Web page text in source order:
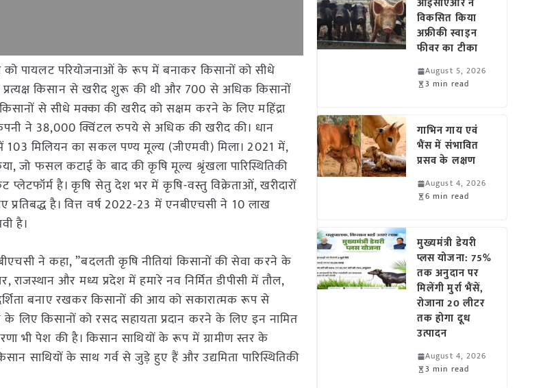
पायलट परियोजनाओं के रूप में बनाकर किसानों को सीधे
प्रत्यक्ष किसान से खरीद शुरू की थी और 700 से अधिक किसानों
से सीधे मक्का की खरीद को सक्षम करने के लिए महिंद्रा
ने 38,000 क्विंटल रुपये से अधिक की खरीद की। धान
मिलियन का सकल पण्य मूल्य (जीएमवी) मिला। 2021 में,
जो फसल कटाई के बाद की कृषि मूल्य श्रृंखला पारिस्थितिकी
प्लेटफॉर्म है। कृषि सेतु देश भर में कृषि-वस्तु विक्रेताओं, खरीदारों
है। वित्त वर्ष 2022-23 में एनबीएचसी ने 10 लाख
है।
ने कहा, ”बदलती कृषि नीतियां किसानों की सेवा करने के
और मध्य प्रदेश में हमारे नव निर्मित डीपीसी में तौल,
बनाए रखकर किसानों की आय को सकारात्मक रूप से
के लिए किसानों को रसद सहायता प्रदान करने के लिए इन नामित
भी पेश की है। किसान साथियों के रूप में ग्रामीण स्तर के
साथियों के साथ गर्व से जुड़े हुए हैं और उद्यमिता पारिस्थितिकी
विकसित किया
अफ्रीकी स्वाइन
फीवर का टीका
August 5, 2026
3 min read
गाभिन गाय एवं
भैंस में संभावित
प्रसव के लक्षण
August 4, 2026
6 min read
मुख्यमंत्री डेयरी
प्लस योजना: 75%
तक अनुदान पर
मिलेंगी मुर्रा भैंसें,
रोजाना 20 लीटर
तक होगा दूध
उत्पादन
August 4, 2026
3 min read